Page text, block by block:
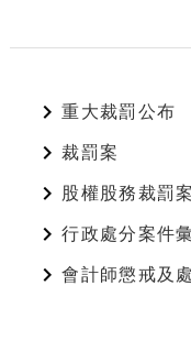
重大裁罰公布
裁罰案
股權股務裁罰
行政處分案件
會計師懲戒及